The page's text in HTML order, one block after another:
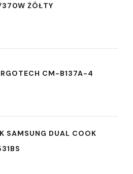
ŻÓŁTY
CM-B137A-4
SAMSUNG DUAL COOK